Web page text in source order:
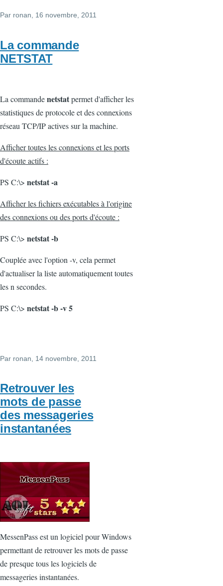
Par ronan , 16 novembre, 2011
La commande
NETSTAT
La commandenetstatpermet d'afficher les
statistiques de protocole et des connexions
réseau TCP/IP actives sur la machine.
Afficher toutes les connexions et les ports
d'écoute actifs :
PS C:\> netstat -a
Afficher les fichiers exécutables à l'origine
des connexions ou des ports d'écoute :
PS C:\> netstat -b
Couplée avec l'option -v, cela permet
d'actualiser la liste automatiquement toutes
les n secondes.
PS C:\> netstat -b -v 5
Par ronan , 14 novembre, 2011
Retrouver les
mots de passe
des messageries
instantanées
MessenPass est un logiciel pour Windows
permettant de retrouver les mots de passe
de presque tous les logiciels de
messageries instantanées.